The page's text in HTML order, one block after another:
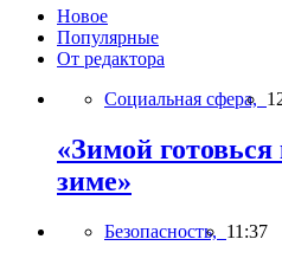
Новое
Популярные
От редактора
Социальная сфера,
«Зимой
зиме»
Безопасность, 11:37